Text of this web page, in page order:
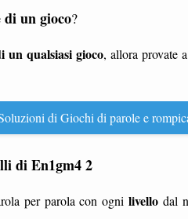
di un gioco?
un qualsiasi gioco, allora provate
di Giochi di parole e
di En1gm4 2
per parola con ognilivello dal